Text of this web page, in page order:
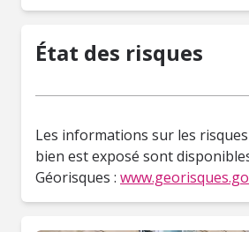
État des risques
Les informations sur les
bien est exposé sont
Géorisques :